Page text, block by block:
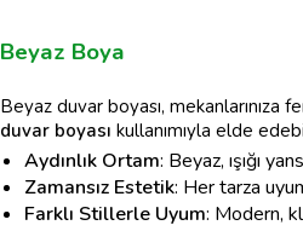
Beyaz Boya
Beyaz duvar boyası, mekanlarınıza
duvar boyası kullanımıyla elde
Aydınlık Ortam: Beyaz, ışığı
Zamansız Estetik: Her tarza
Farklı Stillerle Uyum: Modern,